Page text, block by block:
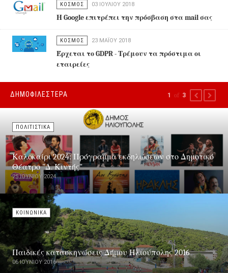
ΚΟΣΜΟΣ 03 ΙΟΥΛΊΟΥ 2018
Η Google επιτρέπει την πρόσβαση στα mail σας
ΚΟΣΜΟΣ 23 ΜΑΪ́ΟΥ 2018
Έρχεται το GDPR - Τρέμουν τα πρόστιμα οι
εταιρείες
ΔΗΜΟΦΙΛΕΣΤΕΡΑ
ΠΟΛΙΤΙΣΤΙΚΑ
Καλοκαίρι 2024: Πρόγραμμα εκδηλώσεων στο Δημοτικό
Θέατρο "Δ. Κιντής"
25 ΙΟΥΝΊΟΥ 2024
ΚΟΙΝΩΝΙΚΑ
Παιδικές κατασκηνώσεις Δήμου Ηλιούπολης 2016
06 ΙΟΥΝΊΟΥ 2016
1 of 3 PREVIOUS
NEXT